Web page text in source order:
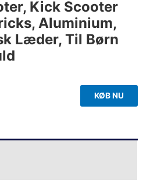
Kick Scooter
Aluminium,
Læder, Til Børn
KØB NU